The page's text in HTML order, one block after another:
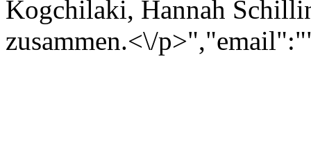
Kogchilaki, Hannah
zusammen.<\/